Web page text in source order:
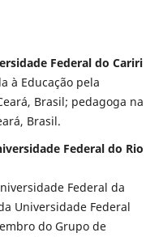
Federal do Cariri
à Educação pela
Brasil; pedagoga na
Brasil.
Federal do Rio
Federal da
Universidade Federal
do Grupo de